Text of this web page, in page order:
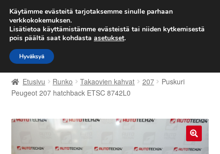
TOIMITUS alkaen 7 EUR
Siirry
navigointiin
Siirry
sisältöön
Etusivu
Kärry
Etusivu Runko Takaovien kahvat 207
Puskuri
Peugeot 207 hatchback ETSC 8742L0
🔍
Käytämme evästeitä tarjotaksemme sinulle parhaan
verkkokokemuksen.
Lisätietoa käyttämistämme evästeistä tai niiden kytkemisestä
pois päältä saat kohdasta asetukset.
Hyväksyä